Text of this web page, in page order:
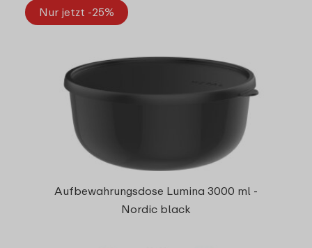
Nur jetzt -25%
Aufbewahrungsdose Lumina 3000 ml -
Nordic black